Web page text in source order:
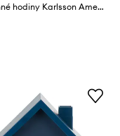
Nástenné hodiny Karlsson Amena 40 cm